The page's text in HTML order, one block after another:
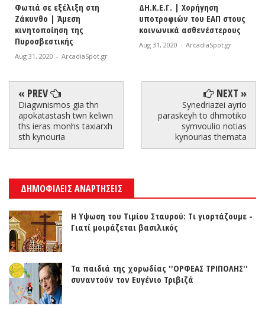
Φωτιά σε εξέλιξη στη
Ζάκυνθο | Άμεση
κινητοποίηση της
Πυροσβεστικής
Aug 31, 2020 - ArcadiaSpot.gr
ΔΗ.Κ.Ε.Γ. | Χορήγηση
υποτροφιών του ΕΑΠ στους
κοινωνικά ασθενέστερους
Aug 31, 2020 - ArcadiaSpot.gr
« PREV
Diagwnismos gia thn
apokatastash twn keliwn
ths ieras monhs taxiarxh
sth kynouria
NEXT »
Synedriazei ayrio
paraskeyh to dhmotiko
symvoulio notias
kynourias themata
ΔΗΜΟΦΙΛΕΙΣ ΑΝΑΡΤΗΣΕΙΣ
Η Υψωση του Τιμίου Σταυρού: Τι γιορτάζουμε -
Γιατί μοιράζεται βασιλικός
Τα παιδιά της χορωδίας ''ΟΡΦΕΑΣ ΤΡΙΠΟΛΗΣ''
συναντούν τον Ευγένιο Τριβιζά